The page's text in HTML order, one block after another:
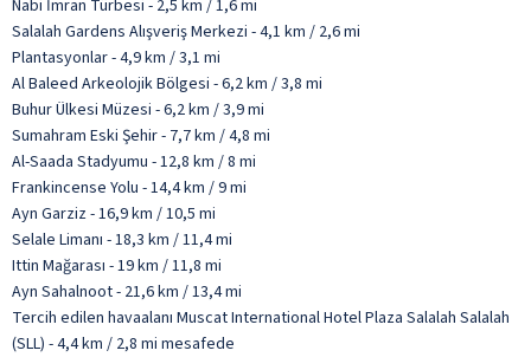
Nabi İmran Türbesi - 2,5 km / 1,6 mi
Salalah Gardens Alışveriş Merkezi - 4,1 km / 2,6 mi
Plantasyonlar - 4,9 km / 3,1 mi
Al Baleed Arkeolojik Bölgesi - 6,2 km / 3,8 mi
Buhur Ülkesi Müzesi - 6,2 km / 3,9 mi
Sumahram Eski Şehir - 7,7 km / 4,8 mi
Al-Saada Stadyumu - 12,8 km / 8 mi
Frankincense Yolu - 14,4 km / 9 mi
Ayn Garziz - 16,9 km / 10,5 mi
Selale Limanı - 18,3 km / 11,4 mi
Ittin Mağarası - 19 km / 11,8 mi
Ayn Sahalnoot - 21,6 km / 13,4 mi
Tercih edilen havaalanı Muscat International Hotel Plaza Salalah Salalah
(SLL) - 4,4 km / 2,8 mi mesafede